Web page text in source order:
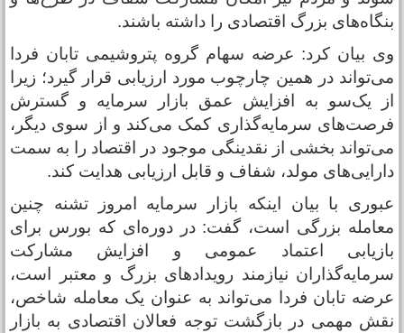
بزرگ اقتصادی را داشته باشند.
بیان کرد: عرضه سهام گروه پتروشیمی تابان فردا
در همین چارچوب مورد ارزیابی قرار گیرد؛ زیرا
یک‌سو به افزایش عمق بازار سرمایه و گسترش
سرمایه‌گذاری کمک می‌کند و از سوی دیگر،
بخشی از نقدینگی موجود در اقتصاد را به سمت
مولد، شفاف و قابل ارزیابی هدایت کند.
با بیان اینکه بازار سرمایه امروز تشنه چنین
بزرگی است، گفت: در دوره‌ای که بورس برای
اعتماد عمومی و افزایش مشارکت
نیازمند رویدادهای بزرگ و معتبر است،
تابان فردا می‌تواند به عنوان یک معامله شاخص،
مهمی در بازگشت توجه فعالان اقتصادی به بازار